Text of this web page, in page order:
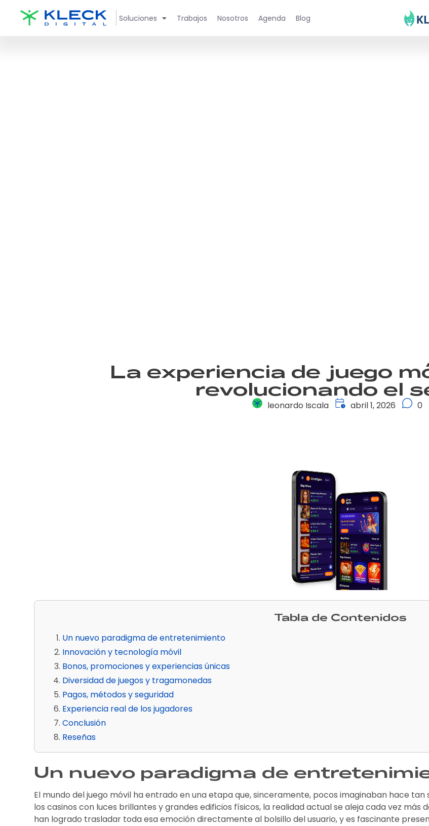
Soluciones Trabajos Nosotros Agenda Blog
La experiencia de juego
revolucionando el
leonardo Iscala abril 1, 2026 0
Tabla de Contenidos
Un nuevo paradigma de entretenimiento
Innovación y tecnología móvil
Bonos, promociones y experiencias únicas
Diversidad de juegos y tragamonedas
Pagos, métodos y seguridad
Experiencia real de los jugadores
Conclusión
Reseñas
Un nuevo paradigma de
El mundo del juego móvil ha entrado en una etapa que, sinceramente, pocos imaginaban hace tan
los casinos con luces brillantes y grandes edificios físicos, la realidad actual se aleja cada vez más
han logrado trasladar toda esa emoción directamente al bolsillo del usuario, y es fascinante